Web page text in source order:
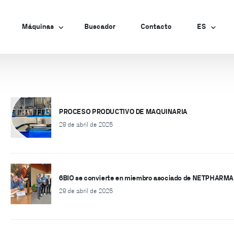
Máquinas
Máquinas Semiautomáticas
Máquinas Automáticas
Máquinas de Carga a Liofilizador
Buscador Contacto ES
PROCESO PRODUCTIVO DE MAQUINARIA
29 de abril de 2025
6BIO se convierte en miembro asociado de NETPHARMA
29 de abril de 2025